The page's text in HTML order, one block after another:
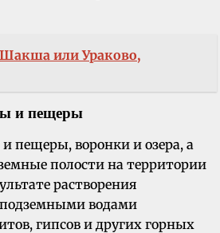
Шакша или Ураково,
и пещеры
пещеры, воронки и озера, а
полости на территории
растворения
водами
гипсов и других горных